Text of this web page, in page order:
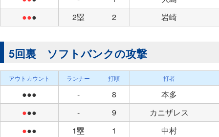
●●● 2塁 2 岩崎
5回裏 ソフトバンクの攻撃
アウトカウント ランナー 打順 打者
●●● - 8
本多
●●● - 9
カニザレス
●●● 1塁 1
中村